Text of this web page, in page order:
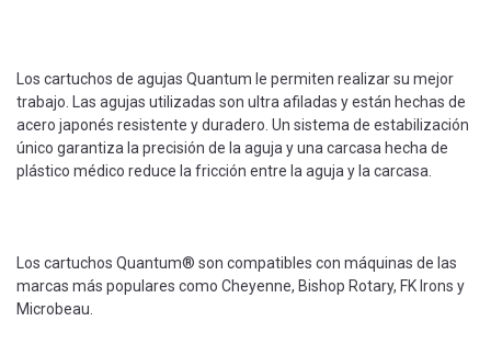
Los cartuchos de agujas Quantum le permiten realizar su mejor
trabajo. Las agujas utilizadas son ultra afiladas y están hechas de
acero japonés resistente y duradero. Un sistema de estabilización
único garantiza la precisión de la aguja y una carcasa hecha de
plástico médico reduce la fricción entre la aguja y la carcasa.
Los cartuchos Quantum® son compatibles con máquinas de las
marcas más populares como Cheyenne, Bishop Rotary, FK Irons y
Microbeau.